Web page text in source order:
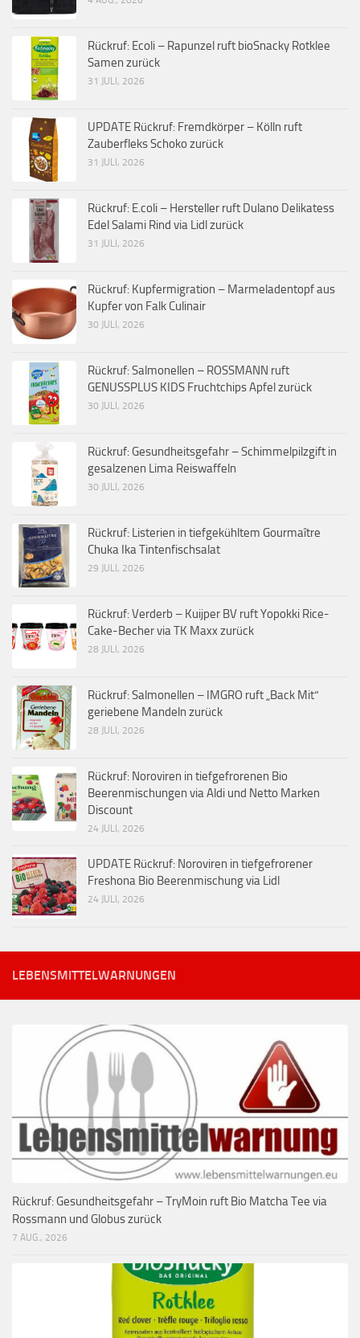
Rückruf: Ecoli – Rapunzel ruft bioSnacky Rotklee
Samen zurück
31 JULI, 2026
UPDATE Rückruf: Fremdkörper – Kölln ruft
Zauberfleks Schoko zurück
31 JULI, 2026
Rückruf: E.coli – Hersteller ruft Dulano Delikatess
Edel Salami Rind via Lidl zurück
31 JULI, 2026
Rückruf: Kupfermigration – Marmeladentopf aus
Kupfer von Falk Culinair
30 JULI, 2026
Rückruf: Salmonellen – ROSSMANN ruft
GENUSSPLUS KIDS Fruchtchips Apfel zurück
30 JULI, 2026
Rückruf: Gesundheitsgefahr – Schimmelpilzgift in
gesalzenen Lima Reiswaffeln
30 JULI, 2026
Rückruf: Listerien in tiefgekühltem Gourmaître
Chuka Ika Tintenfischsalat
29 JULI, 2026
Rückruf: Verderb – Kuijper BV ruft Yopokki Rice-
Cake-Becher via TK Maxx zurück
28 JULI, 2026
Rückruf: Salmonellen – IMGRO ruft „Back Mit“
geriebene Mandeln zurück
28 JULI, 2026
Rückruf: Noroviren in tiefgefrorenen Bio
Beerenmischungen via Aldi und Netto Marken
Discount
24 JULI, 2026
UPDATE Rückruf: Noroviren in tiefgefrorener
Freshona Bio Beerenmischung via Lidl
24 JULI, 2026
LEBENSMITTELWARNUNGEN
Rückruf: Gesundheitsgefahr – TryMoin ruft Bio Matcha Tee via
Rossmann und Globus zurück
7 AUG., 2026